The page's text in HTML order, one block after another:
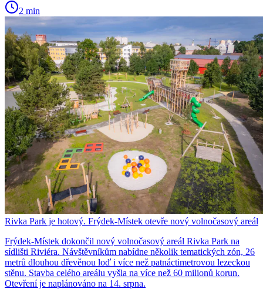
2 min
Rivka Park je hotový. Frýdek-Místek otevře nový volnočasový areál
Frýdek-Místek dokončil nový volnočasový areál Rivka Park na
sídlišti Riviéra. Návštěvníkům nabídne několik tematických zón, 26
metrů dlouhou dřevěnou loď i více než patnáctimetrovou lezeckou
stěnu. Stavba celého areálu vyšla na více než 60 milionů korun.
Otevření je naplánováno na 14. srpna.